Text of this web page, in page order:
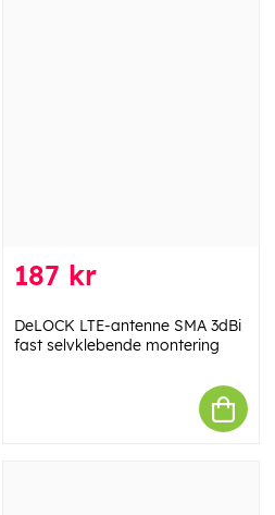
187 kr
DeLOCK LTE-antenne SMA 3dBi
fast selvklebende montering